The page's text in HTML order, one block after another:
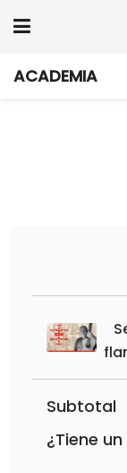
ACADEMIA
Subtotal
¿Tiene